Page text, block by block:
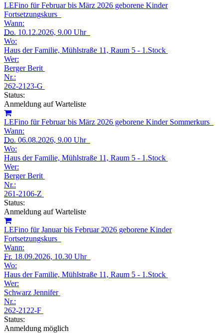
LEFino für Februar bis März 2026 geborene Kinder
Fortsetzungskurs
Wann:
Do. 10.12.2026, 9.00 Uhr
Wo:
Haus der Familie, Mühlstraße 11, Raum 5 - 1.Stock
Wer:
Berger Berit
Nr.:
262-2123-G
Status:
Anmeldung auf Warteliste
LEFino für Februar bis März 2026 geborene Kinder Sommerkurs
Wann:
Do. 06.08.2026, 9.00 Uhr
Wo:
Haus der Familie, Mühlstraße 11, Raum 5 - 1.Stock
Wer:
Berger Berit
Nr.:
261-2106-Z
Status:
Anmeldung auf Warteliste
LEFino für Januar bis Februar 2026 geborene Kinder
Fortsetzungskurs
Wann:
Fr. 18.09.2026, 10.30 Uhr
Wo:
Haus der Familie, Mühlstraße 11, Raum 5 - 1.Stock
Wer:
Schwarz Jennifer
Nr.:
262-2122-F
Status:
Anmeldung möglich